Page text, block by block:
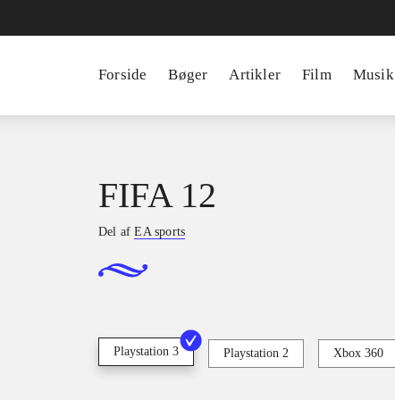
Forside Bøger Artikler Film Musik
FIFA 12
Del afEA sports
Playstation 3 Playstation 2 Xbox 360